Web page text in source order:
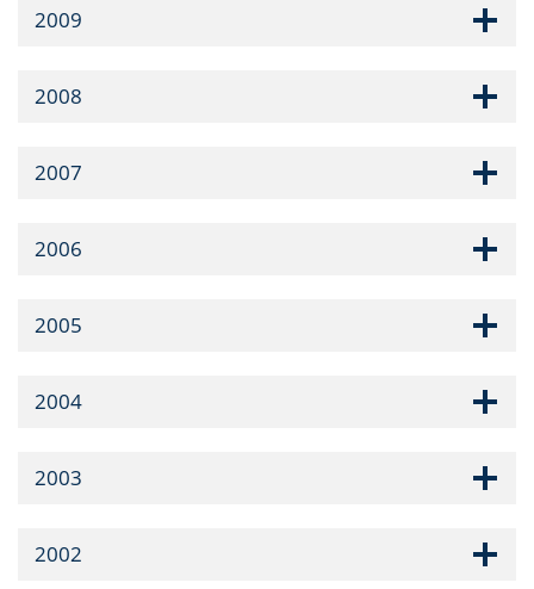
2009
2008
2007
2006
2005
2004
2003
2002